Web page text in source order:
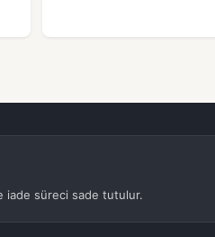
iade süreci sade tutulur.